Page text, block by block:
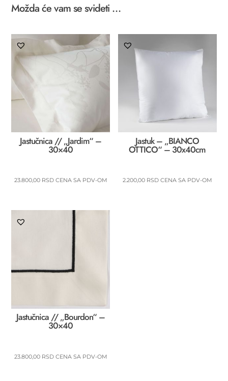
Možda će vam se svideti …
Jastučnica // „Jardim“ –
30×40
23.800,00 RSD CENA SA PDV-OM
Jastuk – „BIANCO
OTTICO“ – 30x40cm
2.200,00 RSD CENA SA PDV-OM
Jastučnica // „Bourdon“ –
30×40
23.800,00 RSD CENA SA PDV-OM